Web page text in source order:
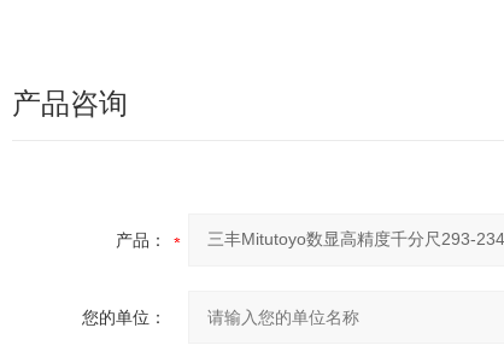
产品咨询
产品：
您的单位：